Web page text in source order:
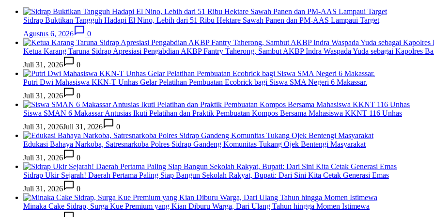
Sidrap Buktikan Tangguh Hadapi El Nino, Lebih dari 51 Ribu Hektare Sawah Panen dan PM-AAS Lampaui Target
Agustus 6, 2026
0
Ketua Karang Taruna Sidrap Apresiasi Pengabdian AKBP Fantry Taherong, Sambut AKBP Indra Waspada Yuda sebagai Kapolres
Juli 31, 2026
0
Putri Dwi Mahasiswa KKN-T Unhas Gelar Pelatihan Pembuatan Ecobrick bagi Siswa SMA Negeri 6 Makassar.
Juli 31, 2026
0
Siswa SMAN 6 Makassar Antusias Ikuti Pelatihan dan Praktik Pembuatan Kompos Bersama Mahasiswa KKNT 116 Unhas
Juli 31, 2026Juli 31, 2026 0
Edukasi Bahaya Narkoba, Satresnarkoba Polres Sidrap Gandeng Komunitas Tukang Ojek Bentengi Masyarakat
Juli 31, 2026
0
Sidrap Ukir Sejarah! Daerah Pertama Paling Siap Bangun Sekolah Rakyat, Bupati: Dari Sini Kita Cetak Generasi Emas
Juli 31, 2026
0
Minaka Cake Sidrap, Surga Kue Premium yang Kian Diburu Warga, Dari Ulang Tahun hingga Momen Istimewa